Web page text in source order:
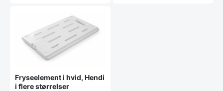
Fryseelement i hvid, Hendi
i flere størrelser